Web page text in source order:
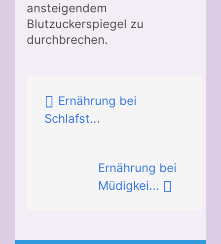
ansteigendem
Blutzuckerspiegel zu
durchbrechen.
Ernährung bei
Schlafst...
Ernährung bei
Müdigkei...